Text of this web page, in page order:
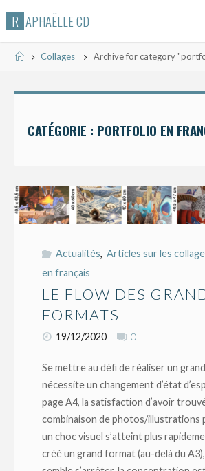
content
R APHAËL L ECD
HomeCollages Archive for category
CATÉGORIE : PORTFOLIO EN
Actualités, Articles sur les
en français
LE FLOW DES
FORMATS
19/12/2020 0
Se mettre au défi de réaliser un
nécessite un changement d’état
page A4, la satisfaction d’avoir
combinaison de photos/illustrations
un choc visuel s’atteint plus
créé un grand format (au-delà du